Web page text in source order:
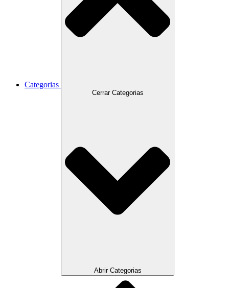
Categorias
Cerrar Categorias
Abrir Categorias